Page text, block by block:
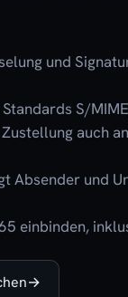
und
S/
auch
Absender und
einbinden,
→